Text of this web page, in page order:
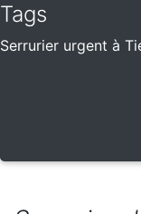
Tags
Serrurier urgent à